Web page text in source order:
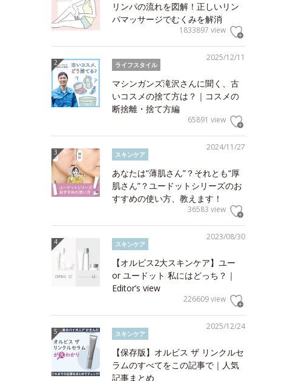
リンパの流れを図解！正しいリン
パマッサージでむくみを解消
1833897 view
2025/12/11
ライフスタイル
マシンガンズ滝沢さんに聞く、古
いコスメの捨て方は？｜コスメの
断捨離・捨て方編
65891 view
2024/11/27
スキンケア
あなたは“薄肌さん”？それとも“厚
肌さん”？ユードットシリーズのお
すすめの使い方、教えます！
36583 view
2023/08/30
スキンケア
【オルビス2大スキンケア】ユー
or ユードット 私にはどっち？｜
Editor’s view
226609 view
2025/12/24
スキンケア
【保存版】オルビス ザ リンクルセ
ラムのすべてをこの記事で｜人気
記事まとめ